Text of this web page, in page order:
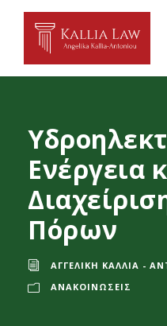
Ενέργεια
Πόρων
ΑΓΓΕΛΙΚΉ ΚΑΛΛΊΑ -
ΑΝΑΚΟΙΝΏΣΕΙΣ